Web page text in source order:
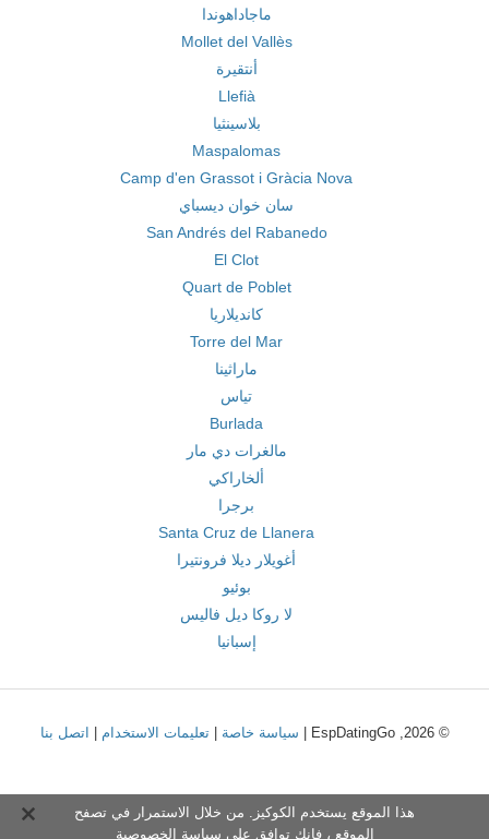
ماجاداهوندا
Mollet del Vallès
أنتقيرة
Llefià
بلاسينثيا
Maspalomas
Camp d'en Grassot i Gràcia Nova
سان خوان ديسباي
San Andrés del Rabanedo
El Clot
Quart de Poblet
كانديلاريا
Torre del Mar
ماراثينا
تياس
Burlada
مالغرات دي مار
ألخاراكي
برجرا
Santa Cruz de Llanera
أغويلار ديلا فرونتيرا
بوئيو
لا روكا ديل فاليس
إسبانيا
© 2026, EspDatingGo | سياسة خاصة |تعليمات الاستخدام اتصل بنا
هذا الموقع يستخدم الكوكيز. من خلال الاستمرار في تصفح
الموقع ، فإنك توافق على سياسة الخصوصية